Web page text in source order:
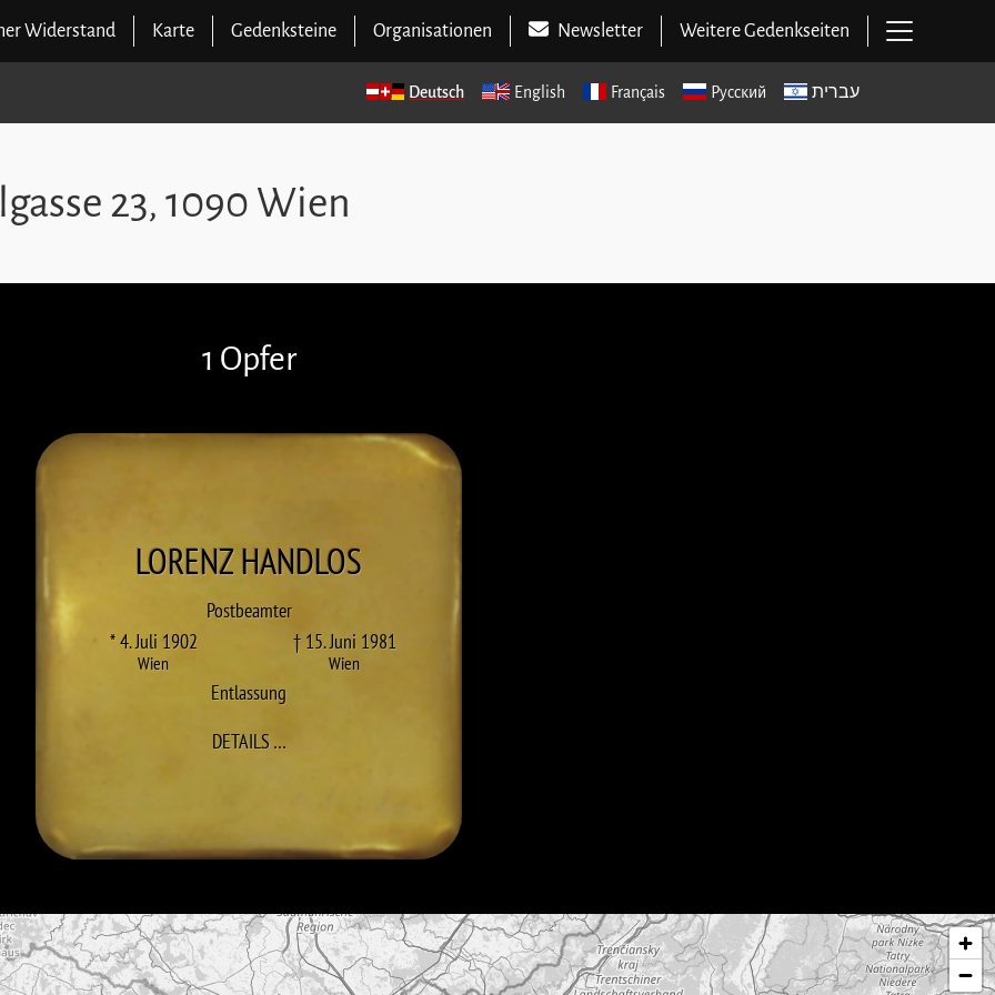
Widerstand Karte Gedenksteine Organisationen Newsletter Weitere Gedenkseiten
Deutsch English Français Русский עברית
23, 1090 Wien
1 Opfer
LORENZHANDLOS
Postbeamter
* 4. Juli 1902
Wien
† 15. Juni 1981
Wien
Entlassung
DETAILS…ZU LORENZ HANDLOS